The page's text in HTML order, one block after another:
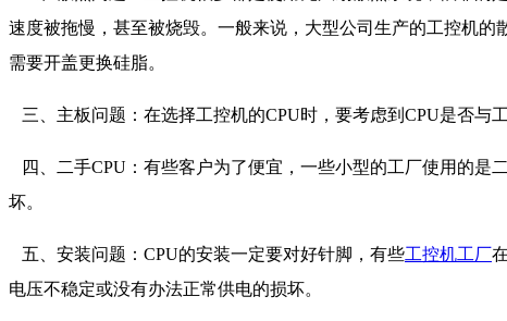
速度被拖慢，甚至被烧毁。一般来说，大型公司生产的工控机
需要开盖更换硅脂。
三、主板问题：在选择工控机的CPU时，要考虑到CPU是否与
四、二手CPU：有些客户为了便宜，一些小型的工厂使用的是
坏。
五、安装问题：CPU的安装一定要对好针脚，有些工控机工厂
电压不稳定或没有办法正常供电的损坏。